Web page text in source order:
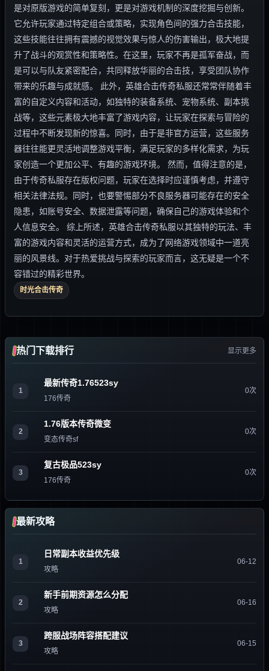
是对原版游戏的简单复刻，更是对游戏机制的深度挖掘与创新。
它允许玩家通过特定组合或策略，实现角色间的强力合击技能，
这些技能往往拥有震撼的视觉效果与惊人的伤害输出，极大地提
升了战斗的观赏性和策略性。在这里，玩家不再是孤军奋战，而
是可以与队友紧密配合，共同释放华丽的合击技，享受团队协作
带来的乐趣与成就感。 此外，英雄合击传奇私服还常常伴随着丰
富的自定义内容和活动，如独特的装备系统、宠物系统、副本挑
战等，这些元素极大地丰富了游戏内容，让玩家在探索与冒险的
过程中不断发现新的惊喜。同时，由于是非官方运营，这些服务
器往往能更灵活地调整游戏平衡，满足玩家的多样化需求，为玩
家创造一个更加公平、有趣的游戏环境。 然而，值得注意的是，
由于传奇私服存在版权问题，玩家在选择时应谨慎考虑，并遵守
相关法律法规。同时，也要警惕部分不良服务器可能存在的安全
隐患，如账号安全、数据泄露等问题，确保自己的游戏体验和个
人信息安全。 综上所述，英雄合击传奇私服以其独特的玩法、丰
富的游戏内容和灵活的运营方式，成为了网络游戏领域中一道亮
丽的风景线。对于热爱挑战与探索的玩家而言，这无疑是一个不
容错过的精彩世界。
时光合击传奇
热门下载排行 显示更多
1
最新传奇1.76523sy
176传奇
0次
2
1.76版本传奇微变
变态传奇sf
0次
3
复古极品523sy
176传奇
0次
最新攻略
1
日常副本收益优先级
攻略
06-12
2
新手前期资源怎么分配
攻略
06-16
3
跨服战场阵容搭配建议
攻略
06-15